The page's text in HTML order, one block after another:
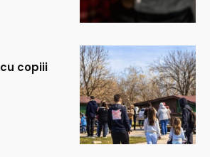
copiii